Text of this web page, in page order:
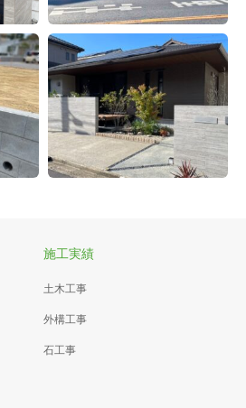
事
土間コンクリート工事
駐車場・土間コンクリート工
エクステリア工事
施工実績
土木工事
外構工事
石工事